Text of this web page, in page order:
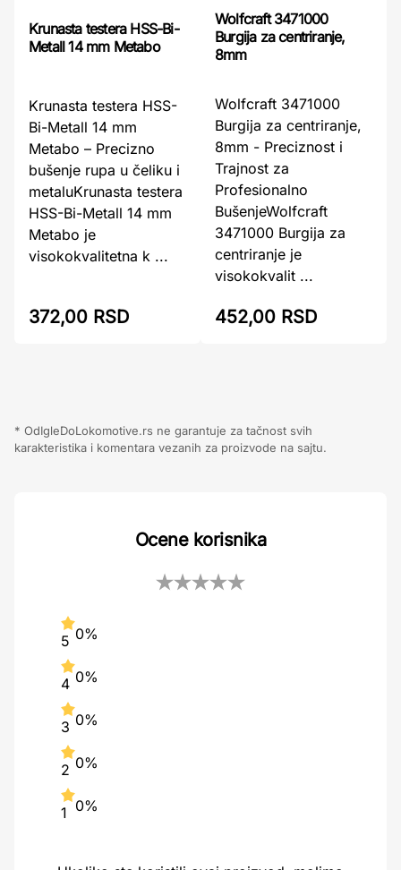
Krunasta testera HSS-Bi-
Metall 14 mm Metabo
Krunasta testera HSS-
Bi-Metall 14 mm
Metabo – Precizno
bušenje rupa u čeliku i
metaluKrunasta testera
HSS-Bi-Metall 14 mm
Metabo je
visokokvalitetna k ...
372,00 RSD
Wolfcraft 3471000
Burgija za centriranje,
8mm
Wolfcraft 3471000
Burgija za centriranje,
8mm - Preciznost i
Trajnost za
Profesionalno
BušenjeWolfcraft
3471000 Burgija za
centriranje je
visokokvalit ...
452,00 RSD
* OdIgleDoLokomotive.rs ne garantuje za tačnost svih
karakteristika i komentara vezanih za proizvode na sajtu.
Ocene korisnika
5 0%
4 0%
3 0%
2 0%
1 0%